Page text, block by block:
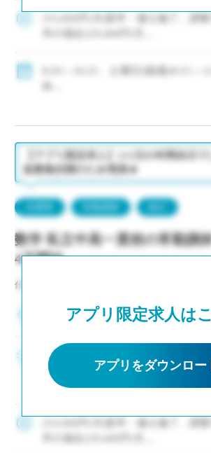
550万円(ご経験等による) ・神 […]
253,000円/月(新卒・修士修了、
8:20～16:25、土曜日(隔週)8:25
・イベント等で休日出勤した場合
アプリ限定求人は
アプリをダウンロー
徒募集好調のため増員★
数学 私立中高一貫校の常勤講
4月開始
仕事NO：非公開
兵庫県神戸市中央区
2～3年後の専任登用も積極的に進
徒募集好調により増員、次年度も
新卒および社会人からのキャリア
550万円(ご経験等による) ・神 […]
253,000円/月(新卒・修士修了、